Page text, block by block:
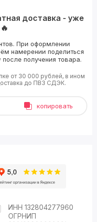
доставка - уже
При оформлении
намерении поделиться
получения товара.
от 30 000 рублей, в ином
до ПВЗ СДЭК.
копировать
ИНН 132804277960
ОГРНИП